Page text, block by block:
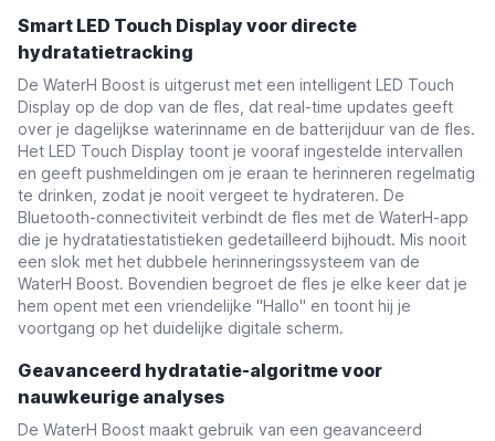
Smart LED Touch Display voor directe
hydratatietracking
De WaterH Boost is uitgerust met een intelligent LED Touch
Display op de dop van de fles, dat real-time updates geeft
over je dagelijkse waterinname en de batterijduur van de fles.
Het LED Touch Display toont je vooraf ingestelde intervallen
en geeft pushmeldingen om je eraan te herinneren regelmatig
te drinken, zodat je nooit vergeet te hydrateren. De
Bluetooth-connectiviteit verbindt de fles met de WaterH-app
die je hydratatiestatistieken gedetailleerd bijhoudt. Mis nooit
een slok met het dubbele herinneringssysteem van de
WaterH Boost. Bovendien begroet de fles je elke keer dat je
hem opent met een vriendelijke "Hallo" en toont hij je
voortgang op het duidelijke digitale scherm.
Geavanceerd hydratatie-algoritme voor
nauwkeurige analyses
De WaterH Boost maakt gebruik van een geavanceerd